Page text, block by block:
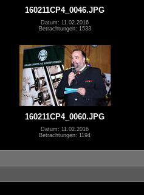
160211CP4_0046.JPG
Datum: 11.02.2016
Betrachtungen: 1533
160211CP4_0060.JPG
Datum: 11.02.2016
Betrachtungen: 1194